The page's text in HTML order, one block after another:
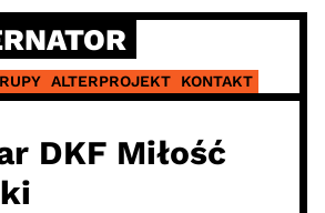
ALTERPROJEKT KONTAKT
DKF Miłość